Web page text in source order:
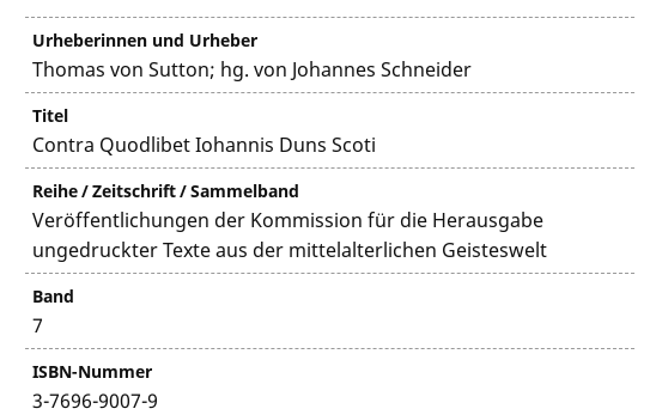
Urheberinnen und Urheber
Thomas von Sutton; hg. von Johannes Schneider
Titel
Contra Quodlibet Iohannis Duns Scoti
Reihe / Zeitschrift / Sammelband
Veröffentlichungen der Kommission für die Herausgabe
ungedruckter Texte aus der mittelalterlichen Geisteswelt
Band
7
ISBN-Nummer
3-7696-9007-9